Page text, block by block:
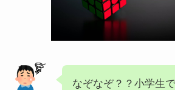
なぞなぞ？？小学生